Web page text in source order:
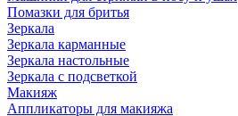
Помазки для бритья
Зеркала
Зеркала карманные
Зеркала настольные
Зеркала с подсветкой
Макияж
Аппликаторы для макияжа